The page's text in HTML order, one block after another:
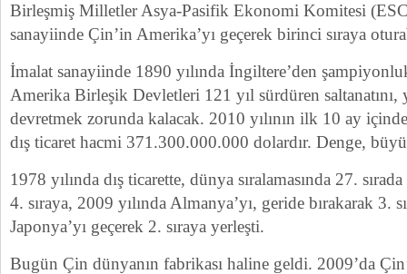
Birleşmiş Milletler Asya-Pasifik Ekonomi Komitesi
sanayiinde Çin’in Amerika’yı geçerek birinci sıraya
İmalat sanayiinde 1890 yılında İngiltere’den
Amerika Birleşik Devletleri 121 yıl sürdüren saltanatını,
devretmek zorunda kalacak. 2010 yılının ilk 10 ay
dış ticaret hacmi 371.300.000.000 dolardır. Denge,
1978 yılında dış ticarette, dünya sıralamasında 27.
4. sıraya, 2009 yılında Almanya’yı, geride bırakarak 3.
Japonya’yı geçerek 2. sıraya yerleşti.
Bugün Çin dünyanın fabrikası haline geldi. 2009’da